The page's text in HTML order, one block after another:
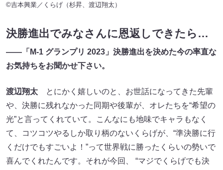
©吉本興業／くらげ（杉昇、渡辺翔太）
決勝進出でみなさんに恩返しできたら…
――「M-1 グランプリ 2023」決勝進出を決めた今の率直な
お気持ちをお聞かせ下さい。
渡辺翔太 とにかく嬉しいのと、お世話になってきた先輩
や、決勝に残れなかった同期や後輩が、オレたちを“希望の
光”と言ってくれていて。こんなにも地味でキャラもなく
て、コツコツやるしか取り柄のないくらげが、“準決勝に行
くだけでもすごいよ！”って世界戦に勝ったくらいの勢いで
喜んでくれたんです。それが今回、 “マジでくらげでも決